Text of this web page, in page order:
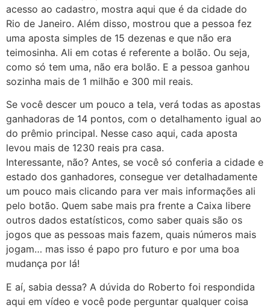
acesso ao cadastro, mostra aqui que é da cidade do
Rio de Janeiro. Além disso, mostrou que a pessoa fez
uma aposta simples de 15 dezenas e que não era
teimosinha. Ali em cotas é referente a bolão. Ou seja,
como só tem uma, não era bolão. E a pessoa ganhou
sozinha mais de 1 milhão e 300 mil reais.
Se você descer um pouco a tela, verá todas as apostas
ganhadoras de 14 pontos, com o detalhamento igual ao
do prêmio principal. Nesse caso aqui, cada aposta
levou mais de 1230 reais pra casa.
Interessante, não? Antes, se você só conferia a cidade e
estado dos ganhadores, consegue ver detalhadamente
um pouco mais clicando para ver mais informações ali
pelo botão. Quem sabe mais pra frente a Caixa libere
outros dados estatísticos, como saber quais são os
jogos que as pessoas mais fazem, quais números mais
jogam… mas isso é papo pro futuro e por uma boa
mudança por lá!
E aí, sabia dessa? A dúvida do Roberto foi respondida
aqui em vídeo e você pode perguntar qualquer coisa